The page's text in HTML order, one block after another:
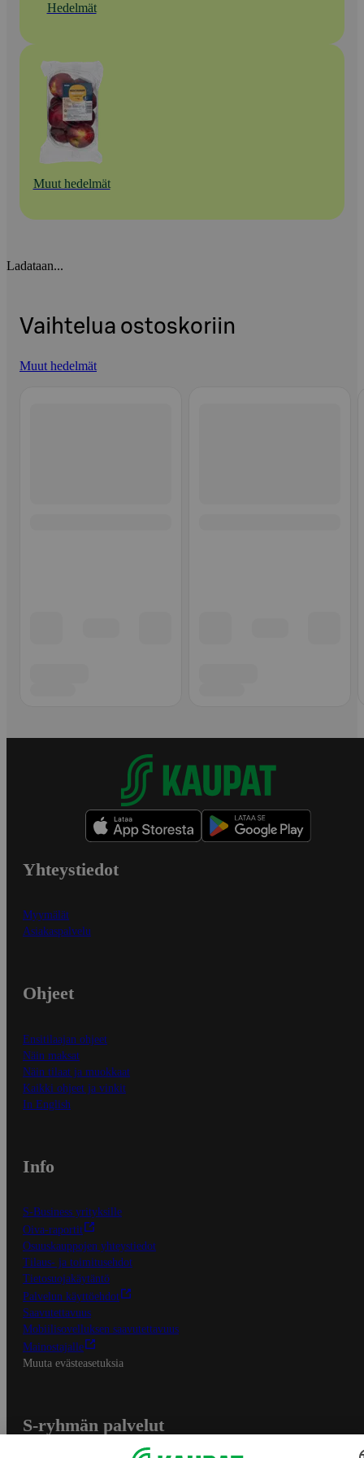
Hedelmät
Muut hedelmät
Ladataan...
Vaihtelua ostoskoriin
Muut hedelmät
Yhteystiedot
Myymälät
Asiakaspalvelu
Ohjeet
Ensitilaajan ohjeet
Näin maksat
Näin tilaat ja muokkaat
Kaikki ohjeet ja vinkit
In English
Info
S-Business yrityksille
Oiva-raportit
Osuuskauppojen yhteystiedot
Tilaus- ja toimitusehdot
Tietosuojakäytäntö
Palvelun käyttöehdot
Saavutettavuus
Mobiilisovelluksen saavutettavuus
Mainostajalle
Muuta evästeasetuksia
S-ryhmän palvelut